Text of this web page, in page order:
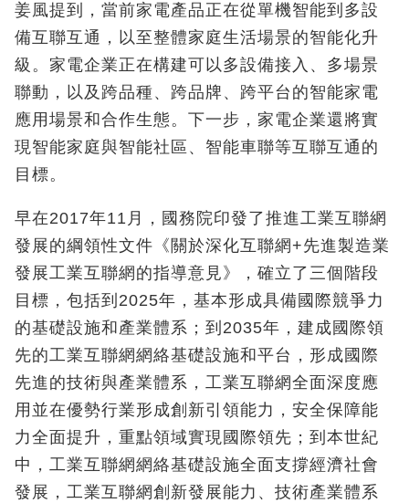
姜風提到，當前家電產品正在從單機智能到多設
備互聯互通，以至整體家庭生活場景的智能化升
級。家電企業正在構建可以多設備接入、多場景
聯動，以及跨品種、跨品牌、跨平台的智能家電
應用場景和合作生態。下一步，家電企業還將實
現智能家庭與智能社區、智能車聯等互聯互通的
目標。
早在2017年11月，國務院印發了推進工業互聯網
發展的綱領性文件《關於深化互聯網+先進製造業
發展工業互聯網的指導意見》，確立了三個階段
目標，包括到2025年，基本形成具備國際競爭力
的基礎設施和產業體系；到2035年，建成國際領
先的工業互聯網網絡基礎設施和平台，形成國際
先進的技術與產業體系，工業互聯網全面深度應
用並在優勢行業形成創新引領能力，安全保障能
力全面提升，重點領域實現國際領先；到本世紀
中，工業互聯網網絡基礎設施全面支撐經濟社會
發展，工業互聯網創新發展能力、技術產業體系